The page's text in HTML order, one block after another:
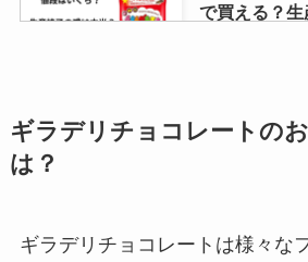
で買える？生
ucc アイスコ
どこで売っ
ギラデリチョコレートの
は？
ギラデリチョコレートは様々な